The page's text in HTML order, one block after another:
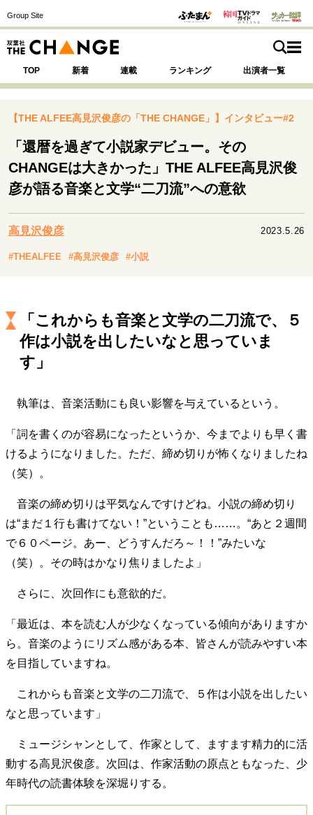
Group Site
TOP 新着 連載 ランキング 出演者一覧
注目の記事テーマで探す
運命を変えた出会い
挫折からの再起
表現者の葛藤
人生が動いた日
キャリア・働き方
セカンドキャリアの描き方
独立という決断
大人の学び直し
経営・ビジネス
リーダーの流儀 変革の原動力
次世代へのバトン
マインドセット
重圧との向き合い方 一流のルーティン
20代の現在地
忘れられない言葉
10代・20代の土台
ライフスタイル・生き方
40代からの景色 美しさの哲学
パートナーとの歩み方
親になるということ
私を彩るエッセンス
60代のネクストステージ
70代のグランドデザイン
社会・カルチャー・マネー
地域とつながる/お金との付き合い方
【THE ALFEE高見沢俊彦の「THE CHANGE」】インタビュー#2
「還暦を過ぎて小説家デビュー。その
CHANGEは大きかった」THE ALFEE高見沢俊
彦が語る音楽と文学“二刀流”への意欲
高見沢俊彦 2023.5.26
#THEALFEE #高見沢俊彦 #小説
「これからも音楽と文学の二刀流で、５
作は小説を出したいなと思っていま
す」
執筆は、音楽活動にも良い影響を与えているという。
「詞を書くのが容易になったというか、今までよりも早く書
けるようになりました。ただ、締め切りが怖くなりましたね
（笑）。
音楽の締め切りは平気なんですけどね。小説の締め切り
は“まだ１行も書けてない！”ということも……。“あと２週間
で６０ページ。あー、どうすんだろ～！！”みたいな
（笑）。その時はかなり焦りましたよ」
さらに、次回作にも意欲的だ。
「最近は、本を読む人が少なくなっている傾向がありますか
ら。音楽のようにリズム感がある本、皆さんが読みやすい本
を目指していますね。
これからも音楽と文学の二刀流で、５作は小説を出したい
なと思っています」
ミュージシャンとして、作家として、ますます精力的に活
動する高見沢俊彦。次回は、作家活動の原点ともなった、少
年時代の読書体験を深堀りする。